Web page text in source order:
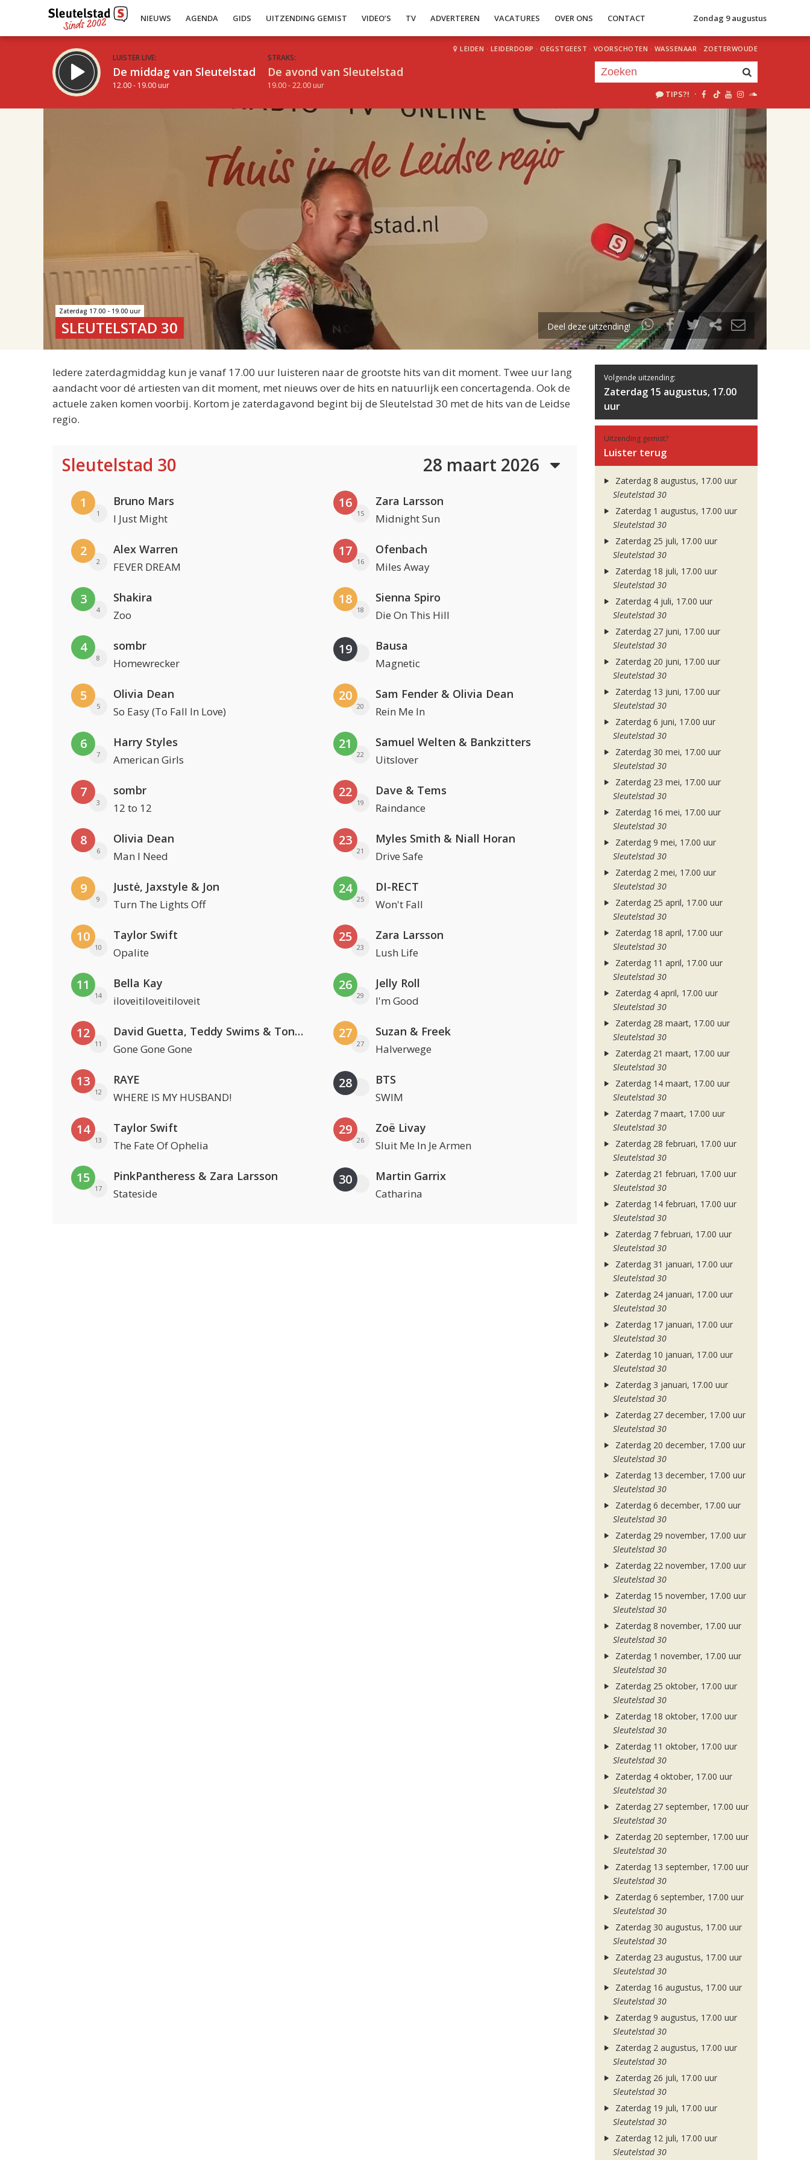
NIEUWS AGENDA GIDS UITZENDING GEMIST VIDEO’S TV ADVERTEREN VACATURES OVER ONS CONTACT Zondag 9 augustus
LUISTER LIVE:
De middag van Sleutelstad
12.00 - 19.00 uur
STRAKS:
De avond van Sleutelstad
19.00 - 22.00 uur
LEIDEN · LEIDERDORP · OEGSTGEEST · VOORSCHOTEN · WASSENAAR · ZOETERWOUDE
TIPS?! ·
uur 1 van 2
Volgend uur
Zaterdag 17.00 - 19.00 uur
SLEUTELSTAD 30 Deel deze uitzending!
Iedere zaterdagmiddag kun je vanaf 17.00 uur luisteren naar de grootste hits van dit moment. Twee uur lang
aandacht voor dé artiesten van dit moment, met nieuws over de hits en natuurlijk een concertagenda. Ook de
actuele zaken komen voorbij. Kortom je zaterdagavond begint bij de Sleutelstad 30 met de hits van de Leidse
regio.
Sleutelstad 30 28 maart 2026
1
1
Bruno Mars
I Just Might
2
2
Alex Warren
FEVER DREAM
3
4
Shakira
Zoo
4
8
sombr
Homewrecker
5
5
Olivia Dean
So Easy (To Fall In Love)
6
7
Harry Styles
American Girls
7
3
sombr
12 to 12
8
6
Olivia Dean
Man I Need
9
9
Justė, Jaxstyle & Jon
Turn The Lights Off
10
10
Taylor Swift
Opalite
11
14
Bella Kay
iloveitiloveitiloveit
12
11
David Guetta, Teddy Swims & Tones And I
Gone Gone Gone
13
12
RAYE
WHERE IS MY HUSBAND!
14
13
Taylor Swift
The Fate Of Ophelia
15
17
PinkPantheress & Zara Larsson
Stateside
16
15
Zara Larsson
Midnight Sun
17
16
Ofenbach
Miles Away
18
18
Sienna Spiro
Die On This Hill
19 Bausa
Magnetic
20
20
Sam Fender & Olivia Dean
Rein Me In
21
22
Samuel Welten & Bankzitters
Uitslover
22
19
Dave & Tems
Raindance
23
21
Myles Smith & Niall Horan
Drive Safe
24
25
DI-RECT
Won't Fall
25
23
Zara Larsson
Lush Life
26
29
Jelly Roll
I'm Good
27
27
Suzan & Freek
Halverwege
28 BTS
SWIM
29
26
Zoë Livay
Sluit Me In Je Armen
30 Martin Garrix
Catharina
Volgende uitzending:
Zaterdag 15 augustus, 17.00
uur
Uitzending gemist?
Luister terug
Zaterdag 8 augustus, 17.00 uur
Sleutelstad 30
Zaterdag 1 augustus, 17.00 uur
Sleutelstad 30
Zaterdag 25 juli, 17.00 uur
Sleutelstad 30
Zaterdag 18 juli, 17.00 uur
Sleutelstad 30
Zaterdag 4 juli, 17.00 uur
Sleutelstad 30
Zaterdag 27 juni, 17.00 uur
Sleutelstad 30
Zaterdag 20 juni, 17.00 uur
Sleutelstad 30
Zaterdag 13 juni, 17.00 uur
Sleutelstad 30
Zaterdag 6 juni, 17.00 uur
Sleutelstad 30
Zaterdag 30 mei, 17.00 uur
Sleutelstad 30
Zaterdag 23 mei, 17.00 uur
Sleutelstad 30
Zaterdag 16 mei, 17.00 uur
Sleutelstad 30
Zaterdag 9 mei, 17.00 uur
Sleutelstad 30
Zaterdag 2 mei, 17.00 uur
Sleutelstad 30
Zaterdag 25 april, 17.00 uur
Sleutelstad 30
Zaterdag 18 april, 17.00 uur
Sleutelstad 30
Zaterdag 11 april, 17.00 uur
Sleutelstad 30
Zaterdag 4 april, 17.00 uur
Sleutelstad 30
Zaterdag 28 maart, 17.00 uur
Sleutelstad 30
Zaterdag 21 maart, 17.00 uur
Sleutelstad 30
Zaterdag 14 maart, 17.00 uur
Sleutelstad 30
Zaterdag 7 maart, 17.00 uur
Sleutelstad 30
Zaterdag 28 februari, 17.00 uur
Sleutelstad 30
Zaterdag 21 februari, 17.00 uur
Sleutelstad 30
Zaterdag 14 februari, 17.00 uur
Sleutelstad 30
Zaterdag 7 februari, 17.00 uur
Sleutelstad 30
Zaterdag 31 januari, 17.00 uur
Sleutelstad 30
Zaterdag 24 januari, 17.00 uur
Sleutelstad 30
Zaterdag 17 januari, 17.00 uur
Sleutelstad 30
Zaterdag 10 januari, 17.00 uur
Sleutelstad 30
Zaterdag 3 januari, 17.00 uur
Sleutelstad 30
Zaterdag 27 december, 17.00 uur
Sleutelstad 30
Zaterdag 20 december, 17.00 uur
Sleutelstad 30
Zaterdag 13 december, 17.00 uur
Sleutelstad 30
Zaterdag 6 december, 17.00 uur
Sleutelstad 30
Zaterdag 29 november, 17.00 uur
Sleutelstad 30
Zaterdag 22 november, 17.00 uur
Sleutelstad 30
Zaterdag 15 november, 17.00 uur
Sleutelstad 30
Zaterdag 8 november, 17.00 uur
Sleutelstad 30
Zaterdag 1 november, 17.00 uur
Sleutelstad 30
Zaterdag 25 oktober, 17.00 uur
Sleutelstad 30
Zaterdag 18 oktober, 17.00 uur
Sleutelstad 30
Zaterdag 11 oktober, 17.00 uur
Sleutelstad 30
Zaterdag 4 oktober, 17.00 uur
Sleutelstad 30
Zaterdag 27 september, 17.00 uur
Sleutelstad 30
Zaterdag 20 september, 17.00 uur
Sleutelstad 30
Zaterdag 13 september, 17.00 uur
Sleutelstad 30
Zaterdag 6 september, 17.00 uur
Sleutelstad 30
Zaterdag 30 augustus, 17.00 uur
Sleutelstad 30
Zaterdag 23 augustus, 17.00 uur
Sleutelstad 30
Zaterdag 16 augustus, 17.00 uur
Sleutelstad 30
Zaterdag 9 augustus, 17.00 uur
Sleutelstad 30
Zaterdag 2 augustus, 17.00 uur
Sleutelstad 30
Zaterdag 26 juli, 17.00 uur
Sleutelstad 30
Zaterdag 19 juli, 17.00 uur
Sleutelstad 30
Zaterdag 12 juli, 17.00 uur
Sleutelstad 30